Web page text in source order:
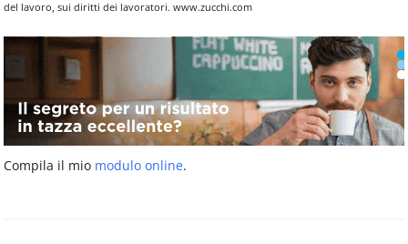
del lavoro, sui diritti dei lavoratori. www.zucchi.com
Compila il mio modulo online.